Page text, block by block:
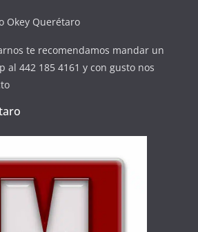
Okey Querétaro
te recomendamos mandar un
al 442 185 4161 y con gusto nos